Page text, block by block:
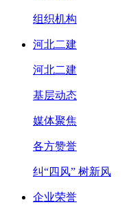
组织机构
河北二建
河北二建
基层动态
媒体聚焦
各方赞誉
纠“四风” 树新风
企业荣誉